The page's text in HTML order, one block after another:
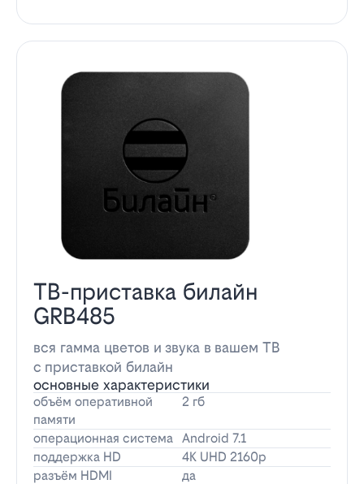
ТВ-приставка билайн
GRB485
вся гамма цветов и звука в вашем ТВ
с приставкой билайн
основные характеристики
объём оперативной
памяти
2 гб
операционная система Android 7.1
поддержка HD
4K UHD 2160p
разъём HDMI
да